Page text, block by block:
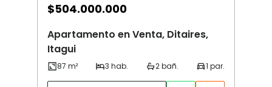
$504.000.000
Apartamento en Venta, Ditaires,
Itagui